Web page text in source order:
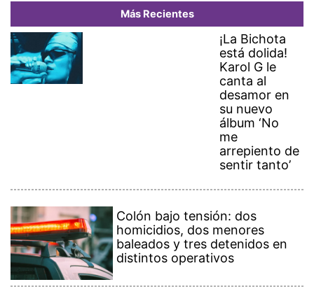
Más Recientes
¡La Bichota
está dolida!
Karol G le
canta al
desamor en
su nuevo
álbum ‘No
me
arrepiento de
sentir tanto’
Colón bajo tensión: dos
homicidios, dos menores
baleados y tres detenidos en
distintos operativos